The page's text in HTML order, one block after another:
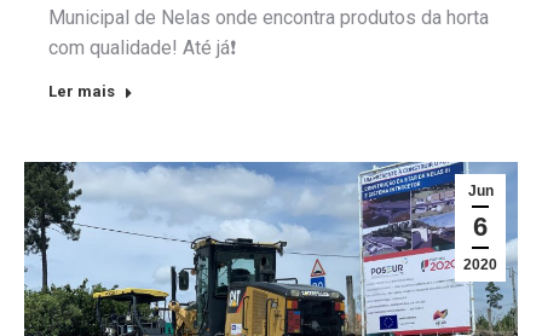
Municipal de Nelas onde encontra produtos da horta
com qualidade! Até já❗
Ler mais
Jun
6
2020